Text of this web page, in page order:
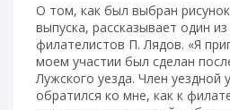
О том, как был выбран
выпуска, рассказывает один
филателистов П. Лядов. «Я
моем участии был сделан
Лужского уезда. Член уездной
обратился ко мне, как к